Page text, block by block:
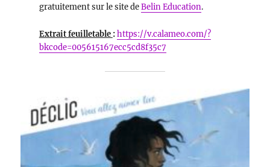
gratuitement sur le site deBelin Education.
Extrait feuilletable :https://v.calameo.com/?
bkcode=005615167ecc5cd8f35c7